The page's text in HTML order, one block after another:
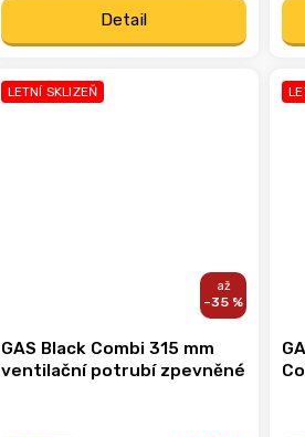
Detail
LETNÍ SKLIZEŇ
–35 %
GAS Black Combi 315 mm
ventilační potrubí zpevněné